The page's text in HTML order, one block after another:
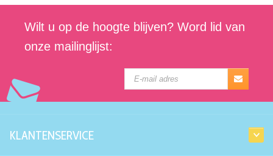
Wilt u op de hoogte blijven? Word lid van
onze mailinglijst:
KLANTENSERVICE